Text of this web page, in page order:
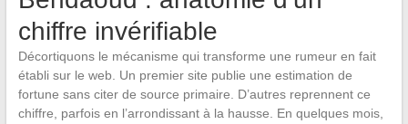
chiffre invérifiable
Décortiquons le mécanisme qui transforme une rumeur en fait
établi sur le web. Un premier site publie une estimation de
fortune sans citer de source primaire. D’autres reprennent ce
chiffre, parfois en l’arrondissant à la hausse. En quelques mois,